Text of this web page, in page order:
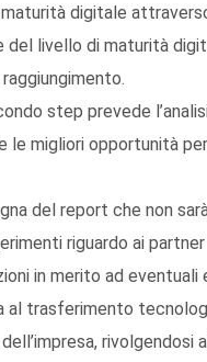
maturità digitale
del livello di maturità
step prevede
le migliori opportunità
del report che non
riguardo ai
in merito ad
trasferimento